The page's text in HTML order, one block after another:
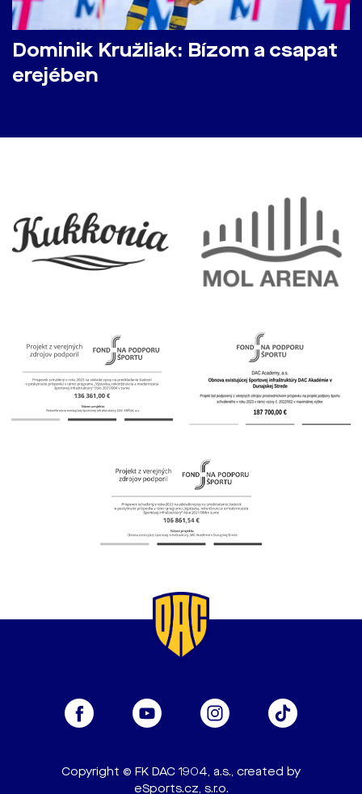
Dominik Kružliak: Bízom a csapat
erejében
Copyright © FK DAC 1904, a.s., created by
eSports.cz, s.r.o.